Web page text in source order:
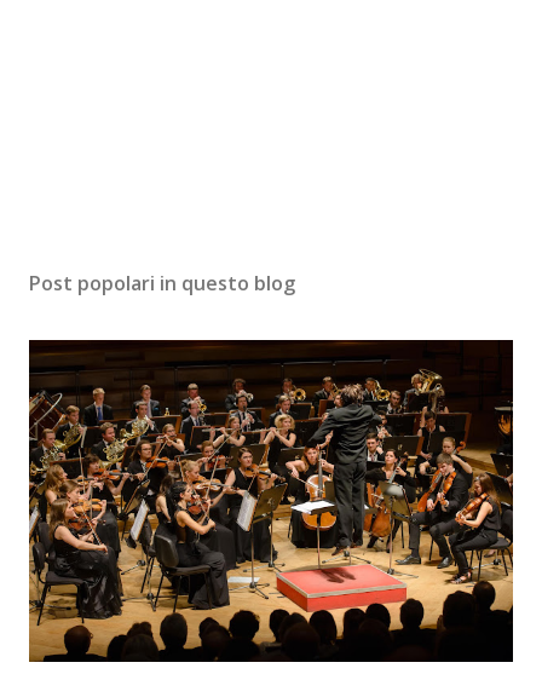
Post popolari in questo blog